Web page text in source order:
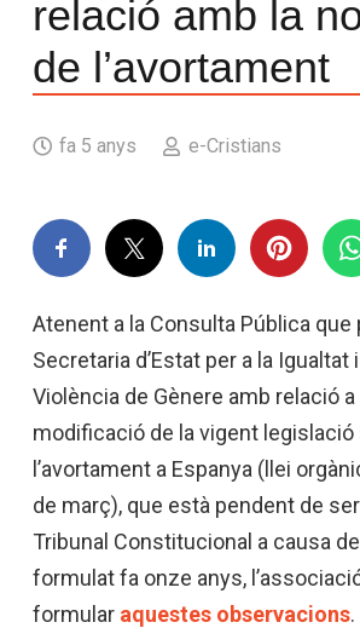
relació amb la
de l’avortament
fa 5 anys e-Cristians
Atenent a la Consulta Pública que
Secretaria d’Estat per a la Igualtat
Violència de Gènere amb relació a
modificació de la vigent legislació
l’avortament a Espanya (llei
de març), que està pendent de
Tribunal Constitucional a causa
formulat fa onze anys,
formular aquestes observacions.